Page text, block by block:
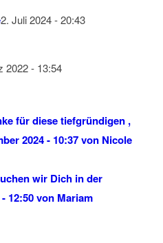
2. Juli 2024 - 20:43
2022 - 13:54
für diese tiefgründigen ,
2024 - 10:37 von Nicole
wir Dich in der
12:50 von Mariam